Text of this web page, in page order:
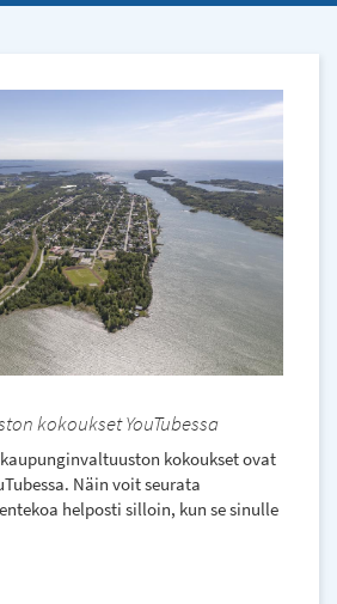
kokoukset YouTubessa
kokoukset ovat
Näin voit seurata
helposti silloin, kun se sinulle